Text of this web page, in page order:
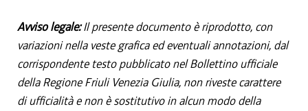
Avviso legale:Il presente documento è riprodotto, con
variazioni nella veste grafica ed eventuali annotazioni, dal
corrispondente testo pubblicato nel Bollettino ufficiale
della Regione Friuli Venezia Giulia, non riveste carattere
di ufficialità e non è sostitutivo in alcun modo della